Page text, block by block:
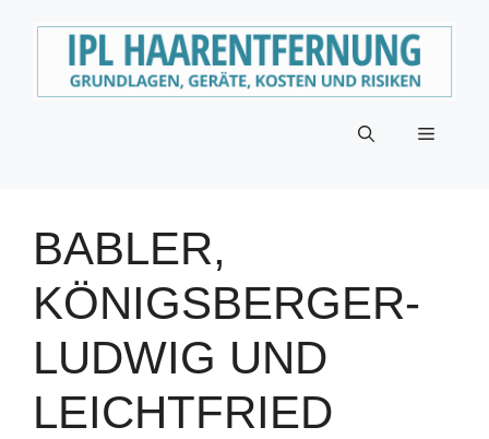
Menü
BABLER,
KÖNIGSBERGER-
LUDWIG UND
LEICHTFRIED